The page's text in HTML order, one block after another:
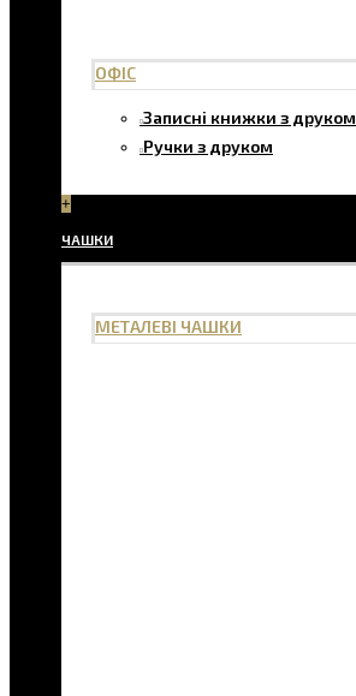
ОФІС
Записні книжки з друком
Ручки з друком
+
ЧАШКИ
МЕТАЛЕВІ ЧАШКИ